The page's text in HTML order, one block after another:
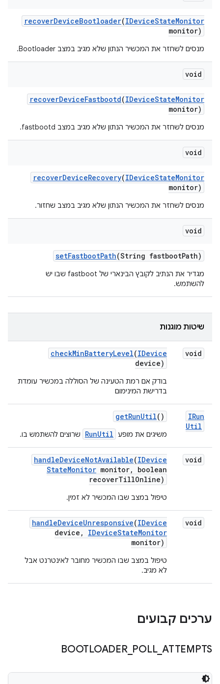
recoverDeviceBootloader(IDeviceStateMonitor
monitor)
מנסים לשחזר את המכשיר הנתון שלא מגיב במצב Bootloader.
void
recoverDeviceFastbootd(IDeviceStateMonitor
monitor)
מנסים לשחזר את המכשיר הנתון שלא מגיב במצב fastbootd.
void
recoverDeviceRecovery(IDeviceStateMonitor
monitor)
מנסים לשחזר את המכשיר הנתון שלא מגיב במצב שחזור.
void
setFastbootPath(String fastbootPath)
מגדיר את הנתיב לקובץ הבינארי של fastboot שבו יש
להשתמש.
שיטות מוגנות
void
checkMinBatteryLevel(IDevice
device)
בודק אם רמת הטעינה של הסוללה במכשיר עומדת
בדרישת המינימום
IRun
Util
getRunUtil()
משיגים את מופע RunUtil שרוצים להשתמש בו.
void
handleDeviceNotAvailable(IDevice
StateMonitor monitor,
boolean
recoverTillOnline)
טיפול במצב שבו המכשיר לא זמין.
void
handleDeviceUnresponsive(IDevice
device , IDeviceStateMonitor
monitor)
טיפול במצב שבו המכשיר מחובר לאינטרנט אבל
לא מגיב.
ערכים קבועים
BOOTLOADER_ POLL_ ATTEMPTS